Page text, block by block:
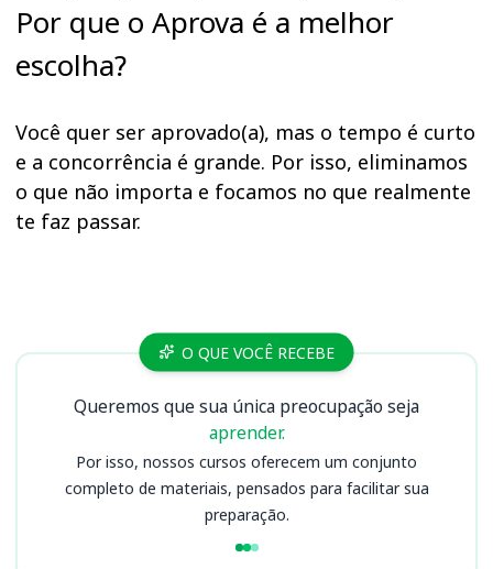
Por que o Aprova é a melhor
escolha?
Você quer ser aprovado(a), mas o tempo é curto
e a concorrência é grande. Por isso, eliminamos
o que não importa e focamos no que realmente
te faz passar.
Cursos O QUE VOCÊ RECEBE
Queremos que sua única preocupação seja
aprender.
Por isso, nossos cursos oferecem um conjunto
completo de materiais, pensados para facilitar sua
preparação.